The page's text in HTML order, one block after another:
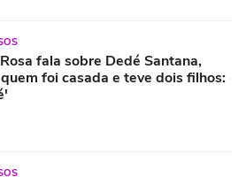
fala sobre Dedé Santana,
foi casada e teve dois filhos: